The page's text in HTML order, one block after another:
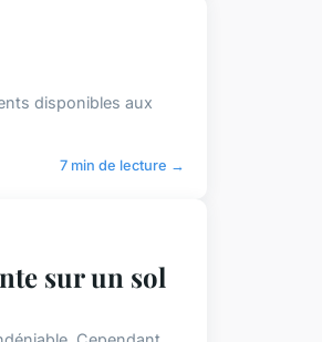
disponibles aux
7 min de lecture →
sur un sol